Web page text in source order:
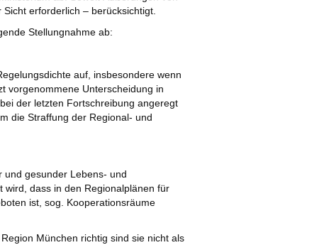
erforderlich – berücksichtigt.
Stellungnahme ab:
auf, insbesondere wenn
vorgenommene Unterscheidung in
der letzten Fortschreibung angeregt
die Straffung der Regional- und
und gesunder Lebens- und
dass in den Regionalplänen für
ist, sog. Kooperationsräume
München richtig sind sie nicht als